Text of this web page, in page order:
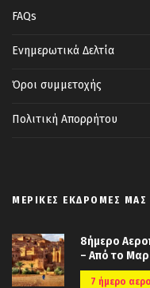
FAQs
Ενημερωτικά Δελτία
Όροι συμμετοχής
Πολιτική Απορρήτου
ΜΕΡΙΚΈΣ ΕΚΔΡΟΜΈΣ ΜΑΣ
8ήμερο
– Από το
7 ήμερο